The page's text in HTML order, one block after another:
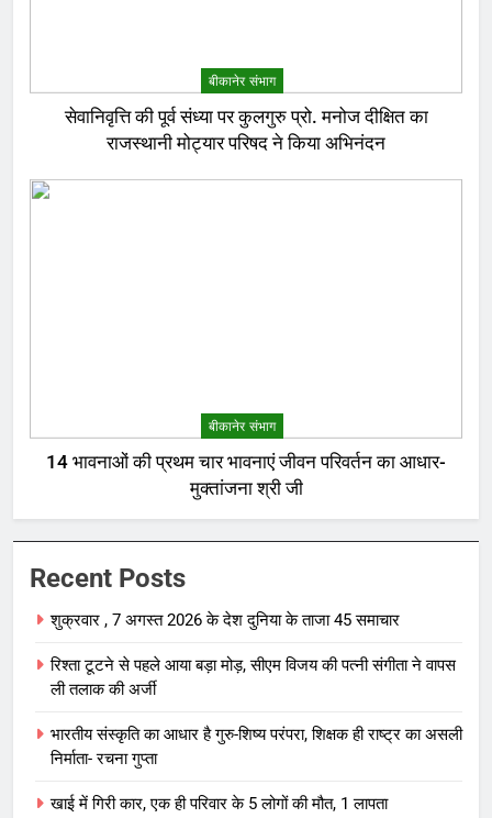
बीकानेर संभाग
सेवानिवृत्ति की पूर्व संध्या पर कुलगुरु प्रो. मनोज दीक्षित का
राजस्थानी मोट्यार परिषद ने किया अभिनंदन
बीकानेर संभाग
14 भावनाओं की प्रथम चार भावनाएं जीवन परिवर्तन का आधार-
मुक्तांजना श्री जी
Recent Posts
शुक्रवार , 7 अगस्त 2026 के देश दुनिया के ताजा 45 समाचार
रिश्ता टूटने से पहले आया बड़ा मोड़, सीएम विजय की पत्नी संगीता ने वापस
ली तलाक की अर्जी
भारतीय संस्कृति का आधार है गुरु-शिष्य परंपरा, शिक्षक ही राष्ट्र का असली
निर्माता- रचना गुप्ता
खाई में गिरी कार, एक ही परिवार के 5 लोगों की मौत, 1 लापता